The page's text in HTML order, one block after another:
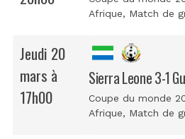
Afrique, Match de
Jeudi 20
mars à
17h00
Sierra Leone 3-1
Coupe du monde
Afrique, Match de